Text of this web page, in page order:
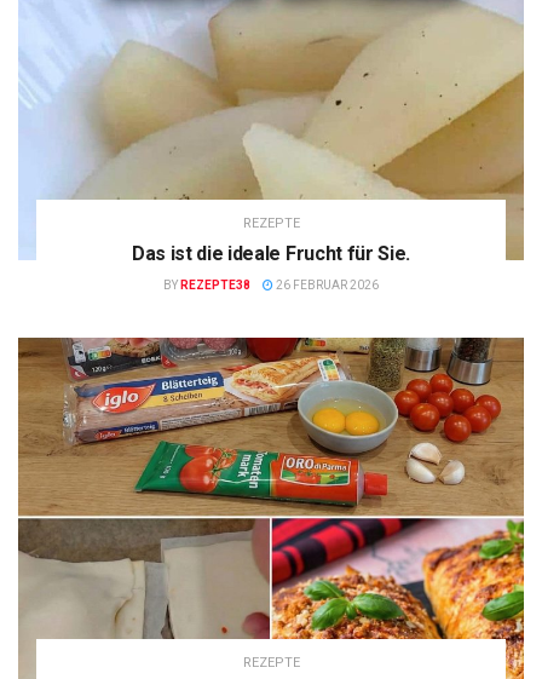
REZEPTE
Das ist die ideale Frucht für Sie.
BY REZEPTE38 26 FEBRUAR 2026
REZEPTE